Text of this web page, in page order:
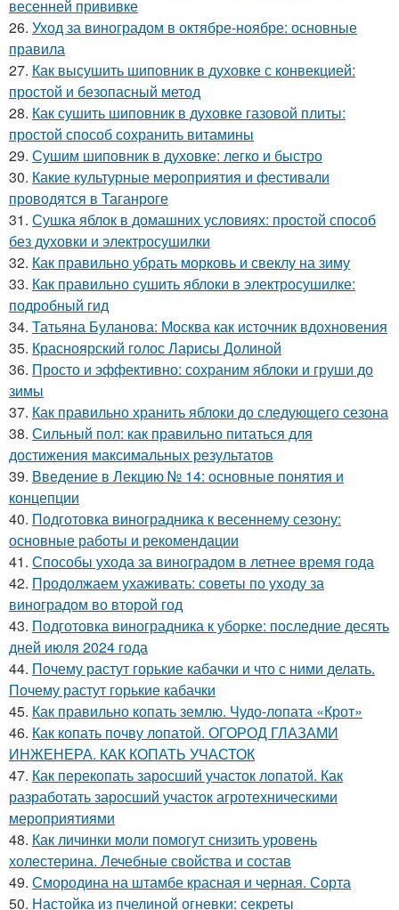
весенней прививке
26. Уход за виноградом в октябре-ноябре: основные
правила
27. Как высушить шиповник в духовке с конвекцией:
простой и безопасный метод
28. Как сушить шиповник в духовке газовой плиты:
простой способ сохранить витамины
29. Сушим шиповник в духовке: легко и быстро
30. Какие культурные мероприятия и фестивали
проводятся в Таганроге
31. Сушка яблок в домашних условиях: простой способ
без духовки и электросушилки
32. Как правильно убрать морковь и свеклу на зиму
33. Как правильно сушить яблоки в электросушилке:
подробный гид
34. Татьяна Буланова: Москва как источник вдохновения
35. Красноярский голос Ларисы Долиной
36. Просто и эффективно: сохраним яблоки и груши до
зимы
37. Как правильно хранить яблоки до следующего сезона
38. Сильный пол: как правильно питаться для
достижения максимальных результатов
39. Введение в Лекцию № 14: основные понятия и
концепции
40. Подготовка виноградника к весеннему сезону:
основные работы и рекомендации
41. Способы ухода за виноградом в летнее время года
42. Продолжаем ухаживать: советы по уходу за
виноградом во второй год
43. Подготовка виноградника к уборке: последние десять
дней июля 2024 года
44. Почему растут горькие кабачки и что с ними делать.
Почему растут горькие кабачки
45. Как правильно копать землю. Чудо-лопата «Крот»
46. Как копать почву лопатой. ОГОРОД ГЛАЗАМИ
ИНЖЕНЕРА. КАК КОПАТЬ УЧАСТОК
47. Как перекопать заросший участок лопатой. Как
разработать заросший участок агротехническими
мероприятиями
48. Как личинки моли помогут снизить уровень
холестерина. Лечебные свойства и состав
49. Смородина на штамбе красная и черная. Сорта
50. Настойка из пчелиной огневки: секреты